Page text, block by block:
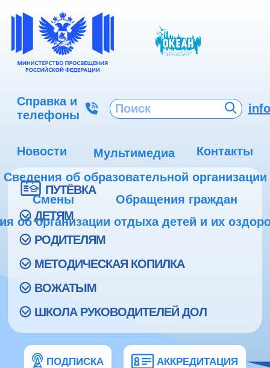
Справка и
телефоны
Новости Мультимедиа
Контакты
Сведения об образовательной организации
Смены
Обращения граждан
об организации отдыха детей и их
ПУТЁВКА
ДЕТЯМ
РОДИТЕЛЯМ
МЕТОДИЧЕСКАЯ КОПИЛКА
ВОЖАТЫМ
ШКОЛА РУКОВОДИТЕЛЕЙ ДОЛ
ПОДПИСКА АККРЕДИТАЦИЯ